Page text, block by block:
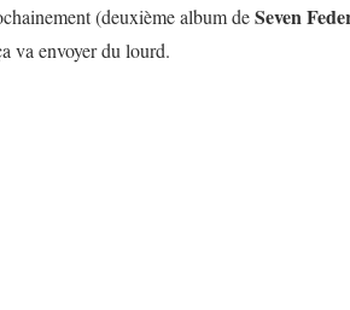
(deuxième album deSeven
va envoyer du lourd.